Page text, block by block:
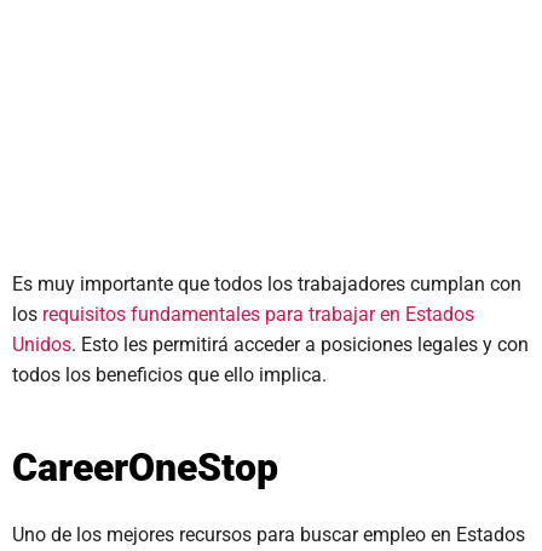
Es muy importante que todos los trabajadores cumplan con
los requisitos fundamentales para trabajar en Estados
Unidos. Esto les permitirá acceder a posiciones legales y con
todos los beneficios que ello implica.
CareerOneStop
Uno de los mejores recursos para buscar empleo en Estados